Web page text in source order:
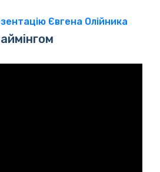
Євгена Олійника